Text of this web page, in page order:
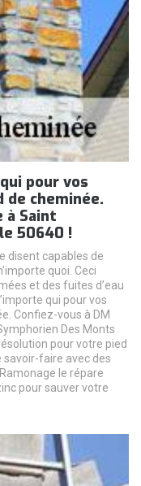
pour vos
de cheminée.
à Saint
50640 !
disent capables de
quoi. Ceci
et des fuites d’eau
qui pour vos
Confiez-vous à DM
Des Monts
pour votre pied
savoir-faire avec des
le répare
pour sauver votre